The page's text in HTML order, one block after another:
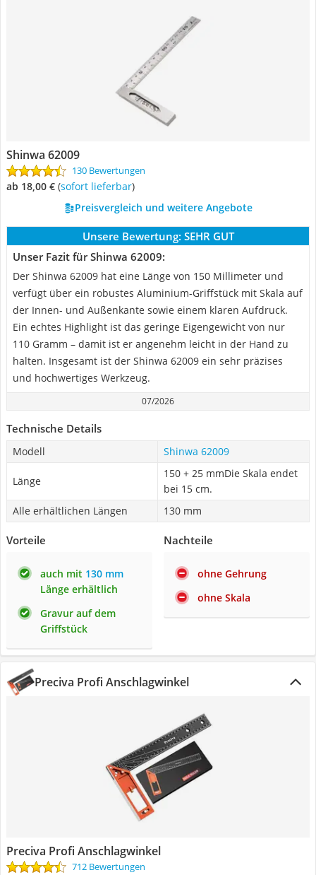
Shinwa 62009
130 Bewertungen
ab 18,00 € ( Sofort lieferbar)
Preisvergleich und weitere Angebote
Unsere Bewertung: SEHR GUT
Unser Fazit für Shinwa 62009:
Der Shinwa 62009 hat eine Länge von 150 Millimeter und
verfügt über ein robustes Aluminium-Griffstück mit Skala auf
der Innen- und Außenkante sowie einem klaren Aufdruck.
Ein echtes Highlight ist das geringe Eigengewicht von nur
110 Gramm – damit ist er angenehm leicht in der Hand zu
halten. Insgesamt ist der Shinwa 62009 ein sehr präzises
und hochwertiges Werkzeug.
07/2026
Technische Details
Modell Shinwa 62009
Länge
150 + 25 mmDie Skala endet
bei 15 cm.
Alle erhältlichen Längen
130 mm
Vorteile
auch mit 130 mm
Länge erhältlich
Gravur auf dem
Griffstück
Nachteile
ohne Gehrung
ohne Skala
Preciva Profi Anschlagwinkel
Preciva Profi Anschlagwinkel
712 Bewertungen